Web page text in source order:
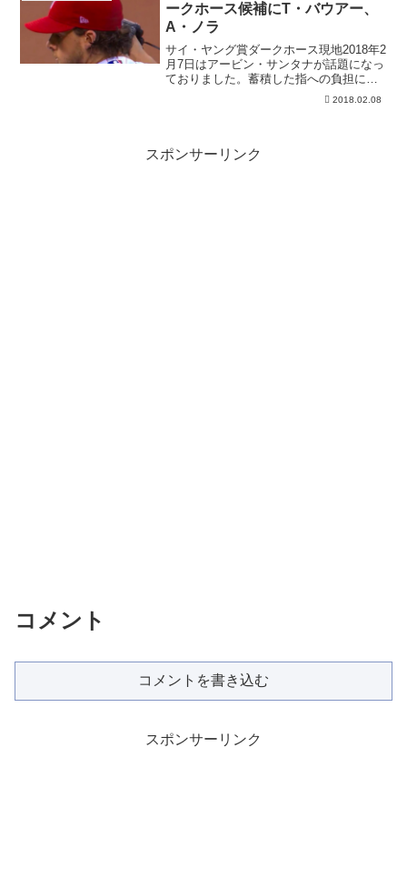
ークホース候補にT・バウアー、
A・ノラ
サイ・ヤング賞ダークホース現地2018年2
月7日はアービン・サンタナが話題になっ
ておりました。蓄積した指への負担によ
2018.02.08
スポンサーリンク
コメント
コメントを書き込む
スポンサーリンク